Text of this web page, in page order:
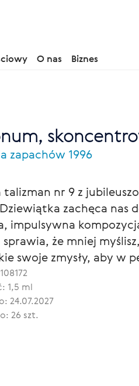
O nas Biznes
zapachów 1996
talizman nr 9 z
zachęca nas
impulsywna
sprawia, że ​​mniej
swoje zmysły, aby w
108172
1,5 ml
24.07.2027
26 szt.